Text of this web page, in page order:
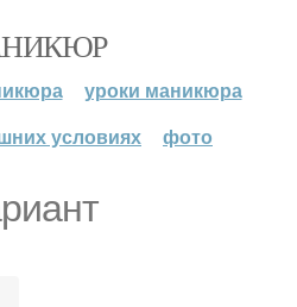
уроки маникюра
условиях
фото